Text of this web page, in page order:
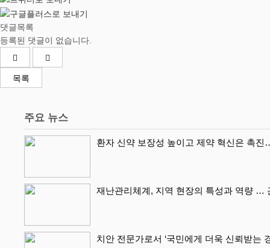
댓글목록
등록된 댓글이 없습니다.
목록
주요 뉴스
환자 신약 보장성 높이고 제약 혁신은 촉
재난관리체계, 지역 현장의 특성과 역량 …
치안 전문가로서 ‘국민에게 더욱 신뢰받는